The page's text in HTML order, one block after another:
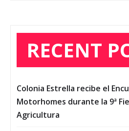
RECENT
Colonia Estrella recibe el
Motorhomes durante la 9ª
Agricultura